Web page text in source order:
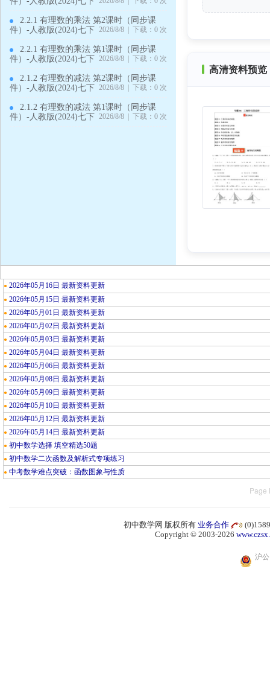
2.2.1 有理数的乘法 第2课时（同步课
件）-人教版(2024)七下 2026/8/8 | 下载：0 次
2.2.1 有理数的乘法 第1课时（同步课
件）-人教版(2024)七下 2026/8/8 | 下载：0 次
2.1.2 有理数的减法 第2课时（同步课
件）-人教版(2024)七下 2026/8/8 | 下载：0 次
2.1.2 有理数的减法 第1课时（同步课
件）-人教版(2024)七下 2026/8/8 | 下载：0 次
高清资料预
● 2026年05月16日 最新资料更新
● 2026年05月15日 最新资料更新
● 2026年05月01日 最新资料更新
● 2026年05月02日 最新资料更新
● 2026年05月03日 最新资料更新
● 2026年05月04日 最新资料更新
● 2026年05月06日 最新资料更新
● 2026年05月08日 最新资料更新
● 2026年05月09日 最新资料更新
● 2026年05月10日 最新资料更新
● 2026年05月12日 最新资料更新
● 2026年05月14日 最新资料更新
● 初中数学选择 填空精选50题
● 初中数学二次函数及解析式专项练习
● 中考数学难点突破：函数图象与性质
Page
初中数学网 版权所有 业务合作
Copyright © 2003-2026
沪公